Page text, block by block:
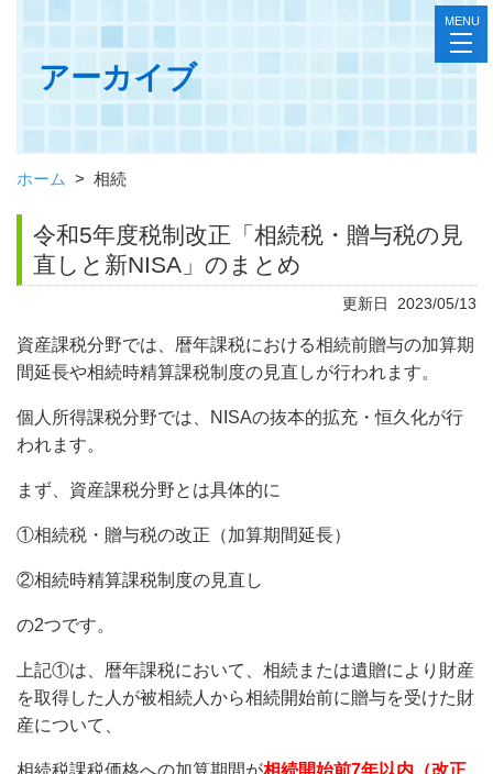
アーカイブ
ホーム > 相続
令和5年度税制改正「相続税・贈与税の見
直しと新NISA」のまとめ
更新日 2023/05/13
資産課税分野では、暦年課税における相続前贈与の加算期
間延長や相続時精算課税制度の見直しが行われます。
個人所得課税分野では、NISAの抜本的拡充・恒久化が行
われます。
まず、資産課税分野とは具体的に
①相続税・贈与税の改正（加算期間延長）
②相続時精算課税制度の見直し
の2つです。
上記①は、暦年課税において、相続または遺贈により財産
を取得した人が被相続人から相続開始前に贈与を受けた財
産について、
相続税課税価格への加算期間が相続開始前7年以内（改正
MENU